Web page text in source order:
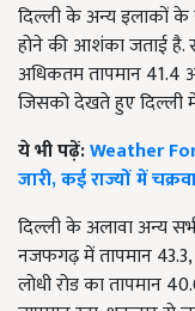
दिल्ली के अन्य इलाकों के
होने की आशंका जताई है.
अधिकतम तापमान 41.4
जिसको देखते हुए दिल्ली
ये भी पढ़ें:Weather
जारी, कई राज्यों में
दिल्ली के अलावा अन्य
नजफगढ़ में तापमान 43.3,
लोधी रोड का तापमान